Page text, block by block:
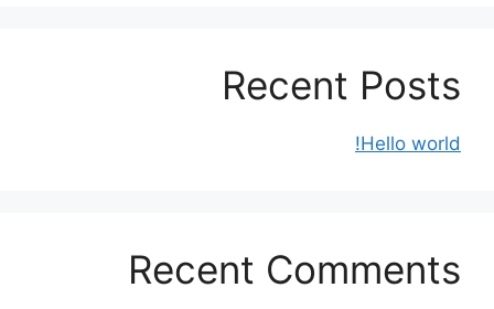
Recent Posts
Hello world!
Recent Comments